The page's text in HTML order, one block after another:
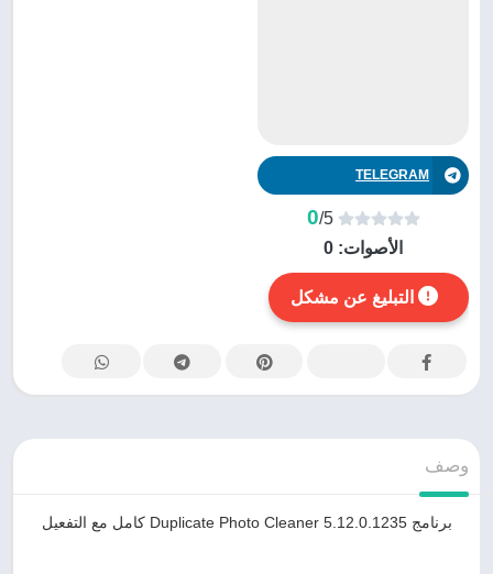
TELEGRAM
0/5
الأصوات: 0
التبليغ عن مشكل
وصف
برنامج Duplicate Photo Cleaner 5.12.0.1235 كامل مع التفعيل